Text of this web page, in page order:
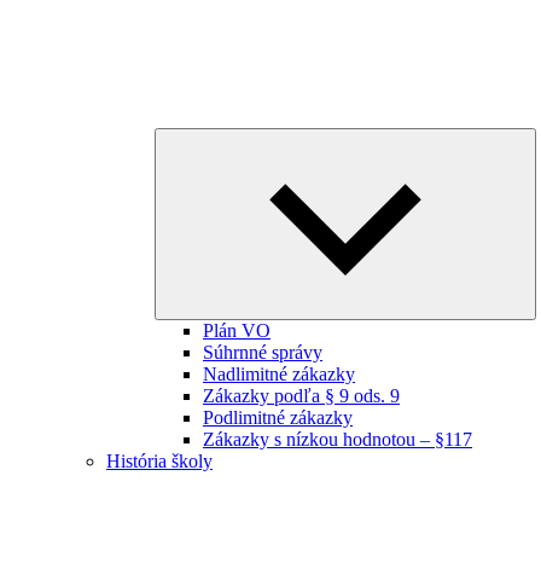
Plán VO
Súhrnné správy
Nadlimitné zákazky
Zákazky podľa § 9 ods. 9
Podlimitné zákazky
Zákazky s nízkou hodnotou – §117
História školy